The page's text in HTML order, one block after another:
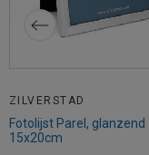
ZILVERSTAD
Fotolijst Parel, glanzend
15x20cm